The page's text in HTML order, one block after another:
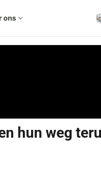
ons expand_more
hun weg